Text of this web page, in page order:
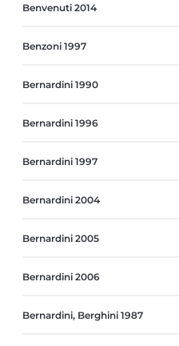
Benvenuti 2014
Benzoni 1997
Bernardini 1990
Bernardini 1996
Bernardini 1997
Bernardini 2004
Bernardini 2005
Bernardini 2006
Bernardini, Berghini 1987